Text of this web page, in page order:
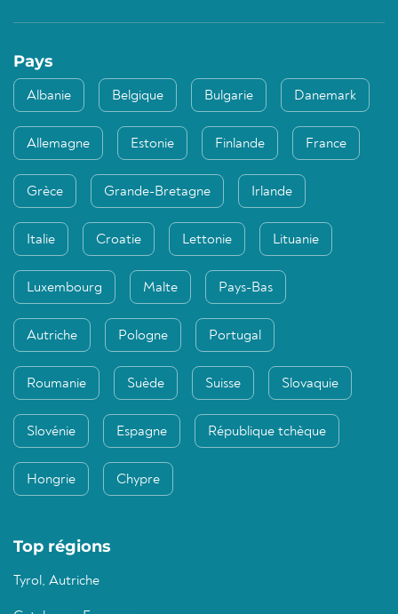
Pays
Albanie Belgique Bulgarie Danemark
Allemagne Estonie Finlande France
Grèce Grande-Bretagne Irlande
Italie Croatie Lettonie Lituanie
Luxembourg Malte Pays-Bas
Autriche Pologne Portugal
Roumanie Suède Suisse Slovaquie
Slovénie Espagne République tchèque
Hongrie Chypre
Top régions
Tyrol, Autriche